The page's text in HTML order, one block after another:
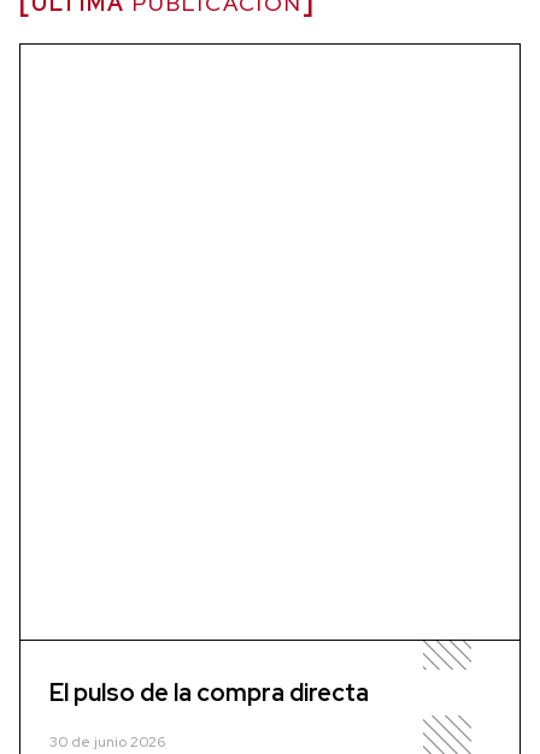
El pulso de la compra directa
30 de junio 2026